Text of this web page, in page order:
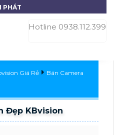
PHÁT
Hotline 0938.112.399
Giá Rẻ
Bán Camera
Đẹp KBvision